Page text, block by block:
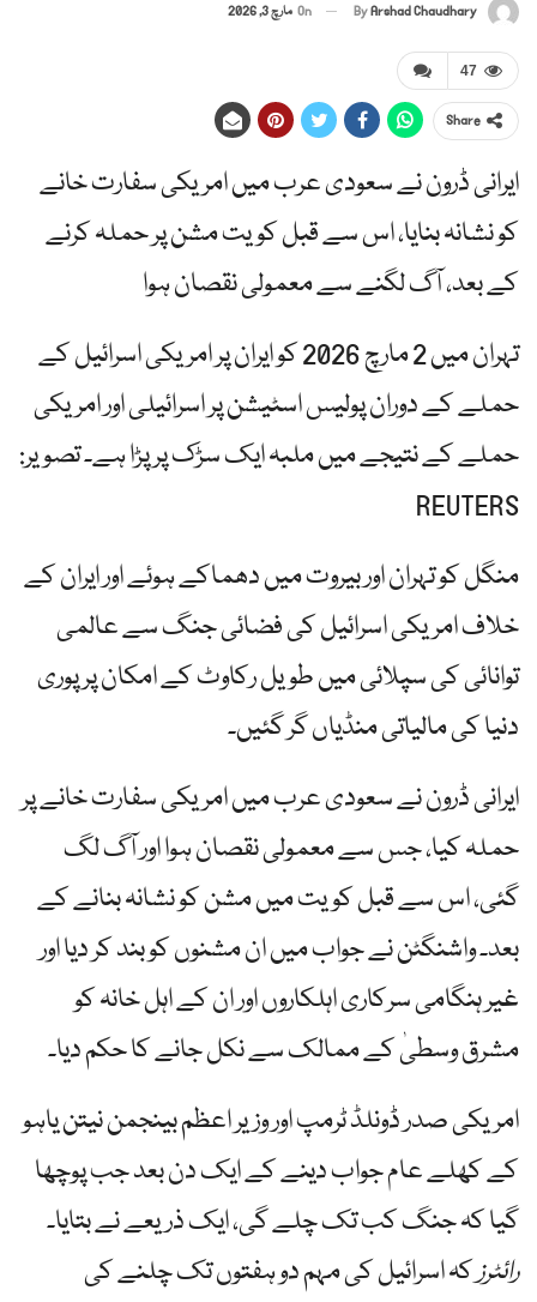
ByArshad Chaudhary
On مارچ 3, 2026
47
Share
ایرانی ڈرون نے سعودی عرب میں امریکی سفارت خانے
کو نشانہ بنایا، اس سے قبل کویت مشن پر حملہ کرنے
کے بعد، آگ لگنے سے معمولی نقصان ہوا
تہران میں 2 مارچ 2026 کو ایران پر امریکی اسرائیل کے
حملے کے دوران پولیس اسٹیشن پر اسرائیلی اور امریکی
حملے کے نتیجے میں ملبہ ایک سڑک پر پڑا ہے۔ تصویر:
REUTERS
منگل کو تہران اور بیروت میں دھماکے ہوئے اور ایران کے
خلاف امریکی اسرائیل کی فضائی جنگ سے عالمی
توانائی کی سپلائی میں طویل رکاوٹ کے امکان پر پوری
دنیا کی مالیاتی منڈیاں گر گئیں۔
ایرانی ڈرون نے سعودی عرب میں امریکی سفارت خانے پر
حملہ کیا، جس سے معمولی نقصان ہوا اور آگ لگ
گئی، اس سے قبل کویت میں مشن کو نشانہ بنانے کے
بعد۔ واشنگٹن نے جواب میں ان مشنوں کو بند کر دیا اور
غیر ہنگامی سرکاری اہلکاروں اور ان کے اہل خانہ کو
مشرق وسطیٰ کے ممالک سے نکل جانے کا حکم دیا۔
امریکی صدر ڈونلڈ ٹرمپ اور وزیر اعظم بینجمن نیتن یاہو
کے کھلے عام جواب دینے کے ایک دن بعد جب پوچھا
گیا کہ جنگ کب تک چلے گی، ایک ذریعے نے بتایا۔
رائٹرزکہ اسرائیل کی مہم دو ہفتوں تک چلنے کی